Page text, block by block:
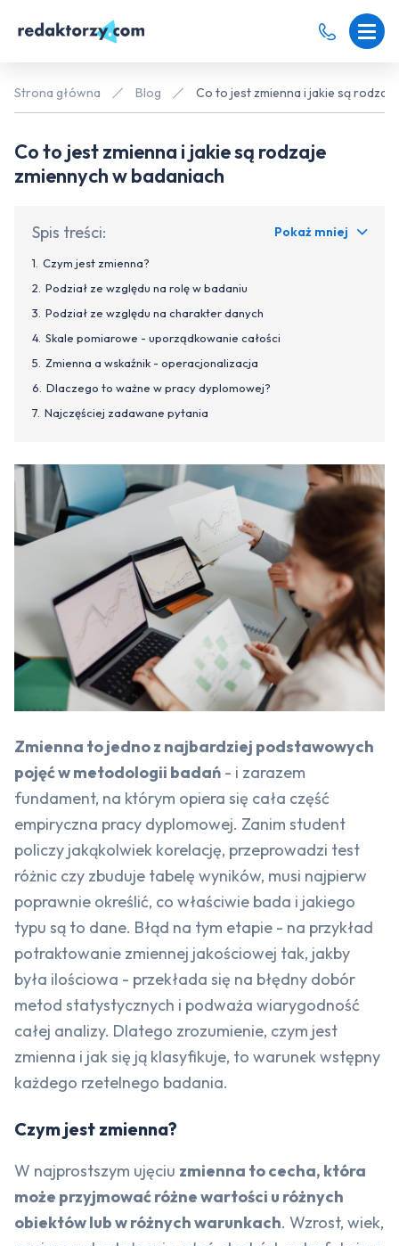
Strona główna Blog Co to jest zmienna i jakie są
Co to jest zmienna i jakie są rodzaje
zmiennych w badaniach
Spis treści: Pokaż mniej
Czym jest zmienna?
Podział ze względu na rolę w badaniu
Podział ze względu na charakter danych
Skale pomiarowe - uporządkowanie całości
Zmienna a wskaźnik - operacjonalizacja
Dlaczego to ważne w pracy dyplomowej?
Najczęściej zadawane pytania
Zmienna to jedno z najbardziej podstawowych
pojęć w metodologii badań - i zarazem
fundament, na którym opiera się cała część
empiryczna pracy dyplomowej. Zanim student
policzy jakąkolwiek korelację, przeprowadzi test
różnic czy zbuduje tabelę wyników, musi najpierw
poprawnie określić, co właściwie bada i jakiego
typu są to dane. Błąd na tym etapie - na przykład
potraktowanie zmiennej jakościowej tak, jakby
była ilościowa - przekłada się na błędny dobór
metod statystycznych i podważa wiarygodność
całej analizy. Dlatego zrozumienie, czym jest
zmienna i jak się ją klasyfikuje, to warunek wstępny
każdego rzetelnego badania.
Czym jest zmienna?
W najprostszym ujęciu zmienna to cecha, która
może przyjmować różne wartości u różnych
obiektów lub w różnych warunkach. Wzrost, wiek,